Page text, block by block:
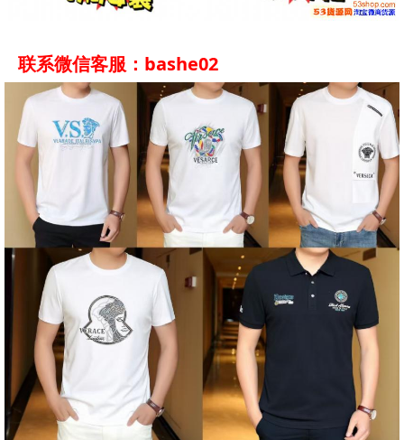
联系微信客服：bashe02